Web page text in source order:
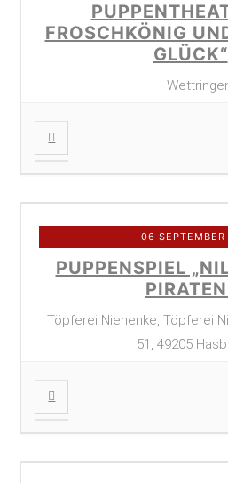
FROSCHKÖNIG
GLÜCK“
06
PUPPENSPIEL
Töpferei Niehenke, Töpferei
51, 49205